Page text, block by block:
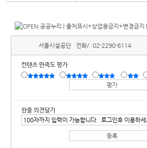
서울시설공단 전화/ :02-2290-6114
컨텐츠 만족도 평가
한줄 의견달기